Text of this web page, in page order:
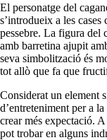
El personatge del
s’introdueix a les
pessebre. La figura del
amb barretina ajupit
seva simbolització és
tot allò que fa que
Considerat un element
d’entreteniment per a
crear més expectació.
pot trobar en alguns